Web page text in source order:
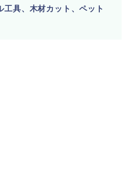
工具、木材カット、ペット